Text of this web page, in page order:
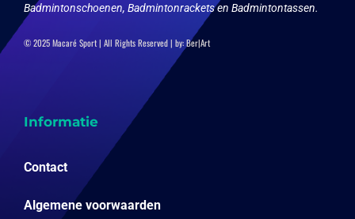
Badmintonschoenen, Badmintonrackets en Badmintontassen.
© 2025 Macaré Sport | All Rights Reserved | by:Ber|Art
Informatie
Contact
Algemene voorwaarden